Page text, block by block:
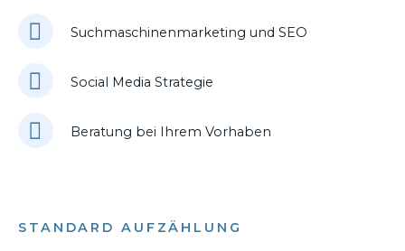
Suchmaschinenmarketing und SEO
Social Media Strategie
Beratung bei Ihrem Vorhaben
STANDARD AUFZÄHLUNG